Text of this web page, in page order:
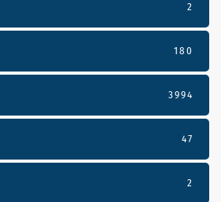
2
180
3994
47
2